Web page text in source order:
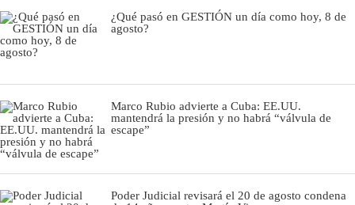
¿Qué pasó en GESTIÓN un día como hoy, 8 de
agosto?
Marco Rubio advierte a Cuba: EE.UU.
mantendrá la presión y no habrá “válvula de
escape”
Poder Judicial revisará el 20 de agosto condena